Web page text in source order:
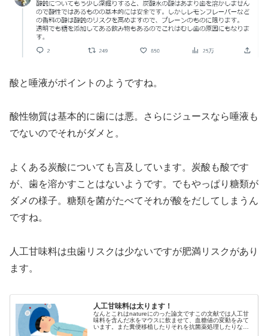
酸と唾液がポイントのようですね。
酸性物質は基本的に歯には悪。さらにジュースなら唾液も
でないのでそれがダメと。
よくある炭酸についても言及しています。炭酸も酸です
が、歯を溶かすことはないようです。でもやっぱり糖類が
ダメの様子。糖類を菌がたべてそれが酸をだしてしまうん
ですね。
人工甘味料は虫歯リスクは少ないですが肥満リスクがあり
ます。
人工甘味料は太ります！
なんとこれはnatureにのった論文ですこの文献では人工甘
味料を含んだ水をマウスに飲ませて、血糖値の変動をみて
います。また糞便移植したりそれを抗菌薬処理したりなど